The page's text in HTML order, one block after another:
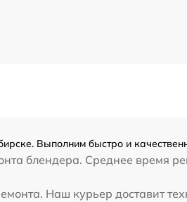
Выполним быстро и
блендера. Среднее время
Наш курьер доставит